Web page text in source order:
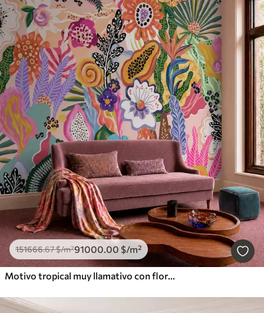
151666.67$/m²91000.00 $/m²
Motivo tropical muy llamativo con flores, hojas y frutas de colores vivos